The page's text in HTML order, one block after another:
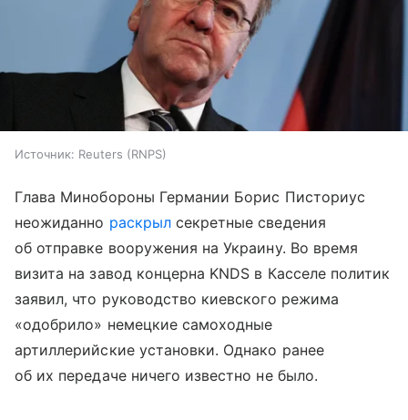
Источник: Reuters (RNPS)
Глава Минобороны Германии Борис Писториус
неожиданно раскрылсекретные сведения
об отправке вооружения на Украину. Во время
визита на завод концерна KNDS в Касселе политик
заявил, что руководство киевского режима
«одобрило» немецкие самоходные
артиллерийские установки. Однако ранее
об их передаче ничего известно не было.